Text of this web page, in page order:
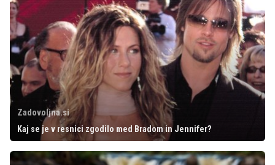
Zadovoljna.si
Kaj se je v resnici zgodilo med Bradom in Jennifer?